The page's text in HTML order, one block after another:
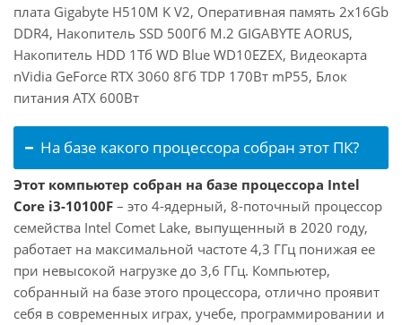
плата Gigabyte H510M K V2, Оперативная память 2x16Gb
DDR4, Накопитель SSD 500Гб M.2 GIGABYTE AORUS,
Накопитель HDD 1Тб WD Blue WD10EZEX, Видеокарта
nVidia GeForce RTX 3060 8Гб TDP 170Вт mP55, Блок
питания ATX 600Вт
На базе какого процессора собран этот ПК?
Этот компьютер собран на базе процессора Intel
Core i3-10100F – это 4-ядерный, 8-поточный процессор
семейства Intel Comet Lake, выпущенный в 2020 году,
работает на максимальной частоте 4,3 ГГц понижая ее
при невысокой нагрузке до 3,6 ГГц. Компьютер,
собранный на базе этого процессора, отлично проявит
себя в современных играх, учебе, программировании и